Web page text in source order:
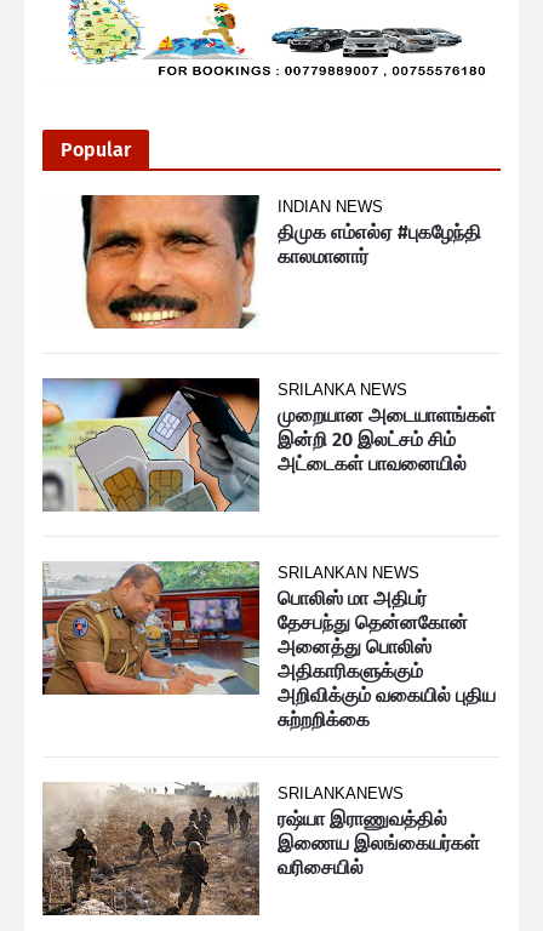
Popular
INDIAN NEWS
திமுக எம்எல்ஏ #புகழேந்தி
காலமானார்
SRILANKA NEWS
முறையான அடையாளங்கள்
இன்றி 20 இலட்சம் சிம்
அட்டைகள் பாவனையில்
SRILANKAN NEWS
பொலிஸ் மா அதிபர்
தேசபந்து தென்னகோன்
அனைத்து பொலிஸ்
அதிகாரிகளுக்கும்
அறிவிக்கும் வகையில் புதிய
சுற்றறிக்கை
SRILANKANEWS
ரஷ்யா இராணுவத்தில்
இணைய இலங்கையர்கள்
வரிசையில்